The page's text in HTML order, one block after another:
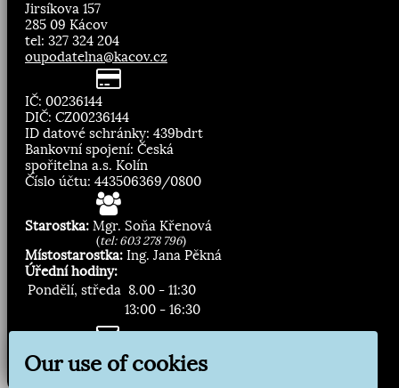
Jirsíkova 157
285 09 Kácov
tel: 327 324 204
oupodatelna@kacov.cz
IČ: 00236144
DIČ: CZ00236144
ID datové schránky: 439bdrt
Bankovní spojení: Česká
spořitelna a.s. Kolín
Číslo účtu: 443506369/0800
Starostka: Mgr. Soňa Křenová
(tel: 603 278 796)
Místostarostka: Ing. Jana Pěkná
Úřední hodiny:
Pondělí, středa 8.00 - 11:30
13:00 - 16:30
Zasílání novinek:
Our use of cookies